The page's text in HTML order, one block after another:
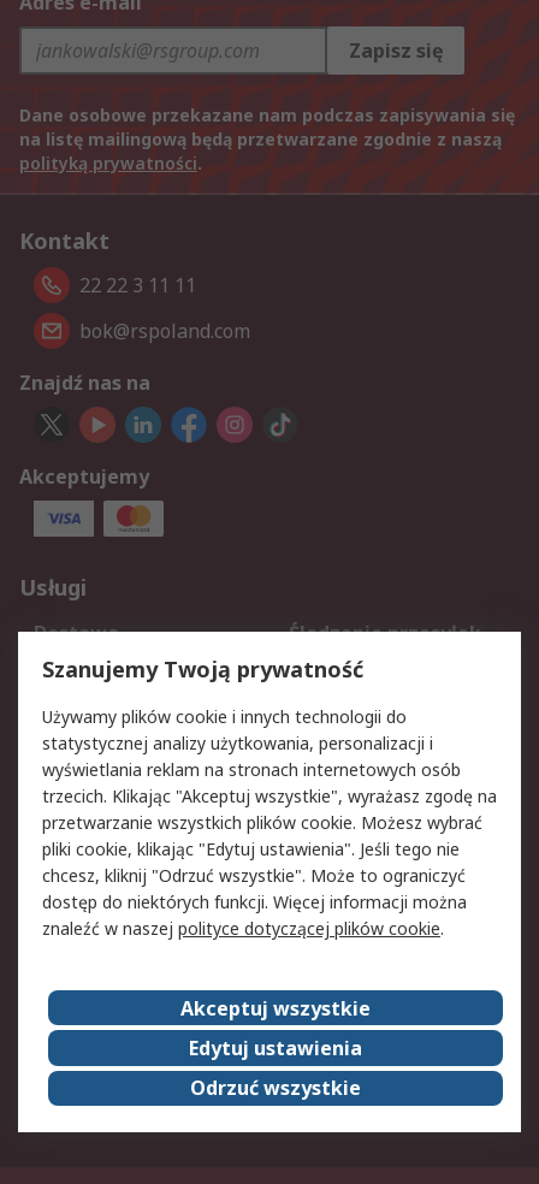
Zapisz się
Dane osobowe przekazane nam podczas zapisywania się
na listę mailingową będą przetwarzane zgodnie z naszą
polityką prywatności.
Kontakt
22 22 3 11 11
bok@rspoland.com
Znajdź nas na
Akceptujemy
Usługi
Dostawa
Śledzenie przesyłek
Reklamacje i zwroty
Rejestracja
Aspekty prawne
Bezpieczeństwo e-
maila
Polityka dotycząca
plików cookie
Polityka prywatności
Użytkowanie witryny
Zastrzeżenia prawne
Warunki Sprzedaży
Kontakt
O firmie RS
RS na świecie
Kariera
Nagrody dla RS
ESG
Szanujemy Twoją prywatność
Używamy plików cookie i innych technologii do
statystycznej analizy użytkowania, personalizacji i
wyświetlania reklam na stronach internetowych osób
trzecich. Klikając "Akceptuj wszystkie", wyrażasz zgodę na
przetwarzanie wszystkich plików cookie. Możesz wybrać
pliki cookie, klikając "Edytuj ustawienia". Jeśli tego nie
chcesz, kliknij "Odrzuć wszystkie". Może to ograniczyć
dostęp do niektórych funkcji. Więcej informacji można
znaleźć w naszej polityce dotyczącej plików cookie.
Akceptuj wszystkie
Edytuj ustawienia
Odrzuć wszystkie